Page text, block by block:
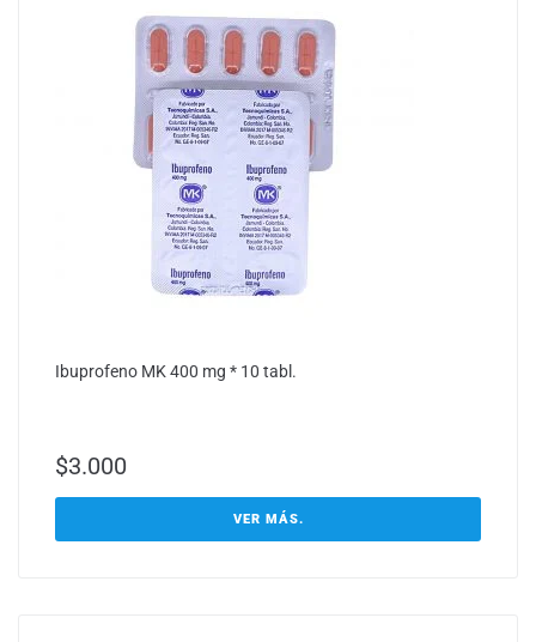
Ibuprofeno MK 400 mg * 10 tabl.
$3.000
VER MÁS.